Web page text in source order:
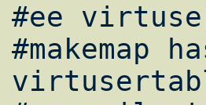
#ee
#makemap